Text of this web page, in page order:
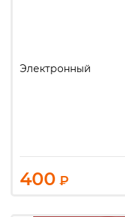
Электронный
400 ₽